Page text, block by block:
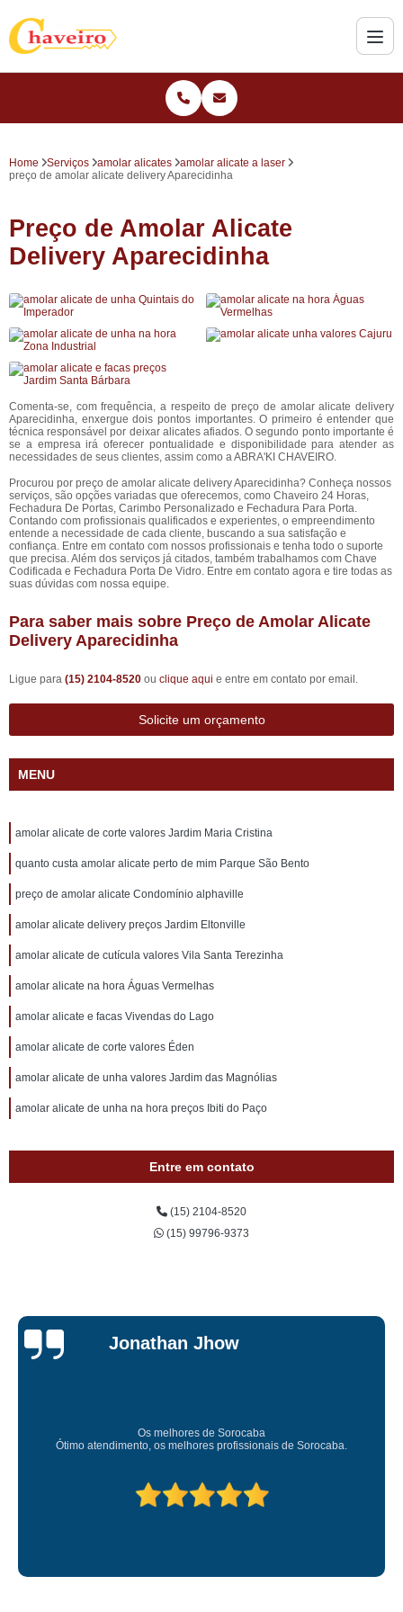
Home Serviços amolar alicates
amolar alicate a laser
preço de amolar alicate delivery Aparecidinha
Preço de Amolar Alicate
Delivery Aparecidinha
Comenta-se, com frequência, a respeito de preço de amolar alicate delivery
Aparecidinha, enxergue dois pontos importantes. O primeiro é entender que
técnica responsável por deixar alicates afiados. O segundo ponto importante é
se a empresa irá oferecer pontualidade e disponibilidade para atender as
necessidades de seus clientes, assim como a ABRA'KI CHAVEIRO.
Procurou por preço de amolar alicate delivery Aparecidinha? Conheça nossos
serviços, são opções variadas que oferecemos, como Chaveiro 24 Horas,
Fechadura De Portas, Carimbo Personalizado e Fechadura Para Porta.
Contando com profissionais qualificados e experientes, o empreendimento
entende a necessidade de cada cliente, buscando a sua satisfação e
confiança. Entre em contato com nossos profissionais e tenha todo o suporte
que precisa. Além dos serviços já citados, também trabalhamos com Chave
Codificada e Fechadura Porta De Vidro. Entre em contato agora e tire todas as
suas dúvidas com nossa equipe.
Para saber mais sobre Preço de Amolar Alicate
Delivery Aparecidinha
Ligue para (15) 2104-8520 ou clique aqui e entre em contato por email.
Solicite um orçamento
MENU
amolar alicate de corte valores Jardim Maria Cristina
quanto custa amolar alicate perto de mim Parque São Bento
preço de amolar alicate Condomínio alphaville
amolar alicate delivery preços Jardim Eltonville
amolar alicate de cutícula valores Vila Santa Terezinha
amolar alicate na hora Águas Vermelhas
amolar alicate e facas Vivendas do Lago
amolar alicate de corte valores Éden
amolar alicate de unha valores Jardim das Magnólias
amolar alicate de unha na hora preços Ibiti do Paço
Entre em contato
(15) 2104-8520
(15) 99796-9373
Jessica
Carvalho
Super recomendo!
Amei o atendimento. Preco super bom. Superou minhas expectativas.
Deixou o meu bem super arrumadinhooo recomendo!